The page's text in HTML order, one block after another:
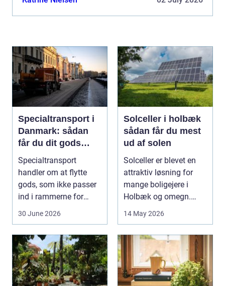
Specialtransport i
Danmark: sådan
får du dit gods
sikkert frem
Specialtransport
handler om at flytte
gods, som ikke passer
ind i rammerne for
30 June 2026
Solceller i holbæk
sådan får du mest
ud af solen
Solceller er blevet en
attraktiv løsning for
mange boligejere i
Holbæk og omegn.
14 May 2026